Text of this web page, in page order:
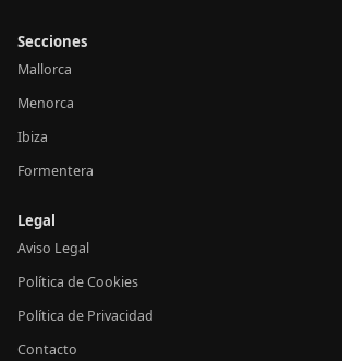
Secciones
Mallorca
Menorca
Ibiza
Formentera
Legal
Aviso Legal
Política de Cookies
Política de Privacidad
Contacto